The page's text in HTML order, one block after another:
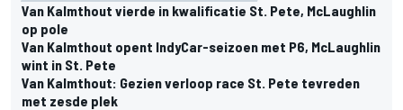
Van Kalmthout vierde in kwalificatie St. Pete, McLaughlin
op pole
Van Kalmthout opent IndyCar-seizoen met P6, McLaughlin
wint in St. Pete
Van Kalmthout: Gezien verloop race St. Pete tevreden
met zesde plek